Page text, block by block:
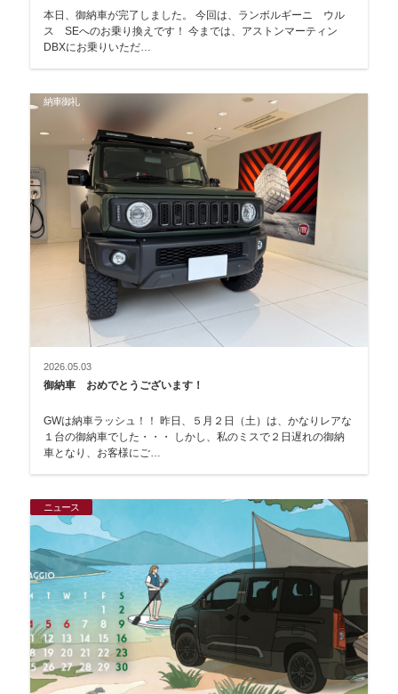
本日、御納車が完了しました。 今回は、ランボルギーニ ウル
ス SEへのお乗り換えです！ 今までは、アストンマーティン
DBXにお乗りいただ…
納車御礼
2026.05.03
御納車 おめでとうございます！
GWは納車ラッシュ！！ 昨日、５月２日（土）は、かなりレアな
１台の御納車でした・・・ しかし、私のミスで２日遅れの御納
車となり、お客様にご…
ニュース